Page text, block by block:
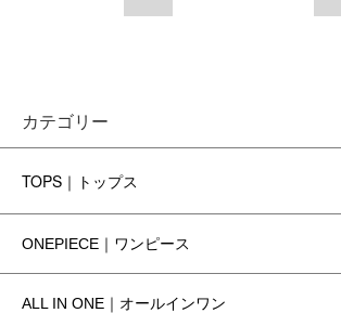
カテゴリー
TOPS｜トップス
ONEPIECE｜ワンピース
ALL IN ONE｜オールインワン